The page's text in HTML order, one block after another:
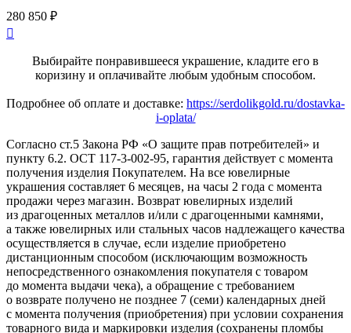
280 850 ₽

Выбирайте понравившееся украшение, кладите его в
коризину и оплачивайте любым удобным способом.
Подробнее об оплате и доставке: https://serdolikgold.ru/dostavka-
i-oplata/
Согласно ст.5 Закона РФ «О защите прав потребителей» и
пункту 6.2. ОСТ 117-3-002-95, гарантия действует с момента
получения изделия Покупателем. На все ювелирные
украшения составляет 6 месяцев, на часы 2 года с момента
продажи через магазин. Возврат ювелирных изделий
из драгоценных металлов и/или с драгоценными камнями,
а также ювелирных или стальных часов надлежащего качества
осуществляется в случае, если изделие приобретено
дистанционным способом (исключающим возможность
непосредственного ознакомления покупателя с товаром
до момента выдачи чека), а обращение с требованием
о возврате получено не позднее 7 (семи) календарных дней
с момента получения (приобретения) при условии сохранения
товарного вида и маркировки изделия (сохранены пломбы